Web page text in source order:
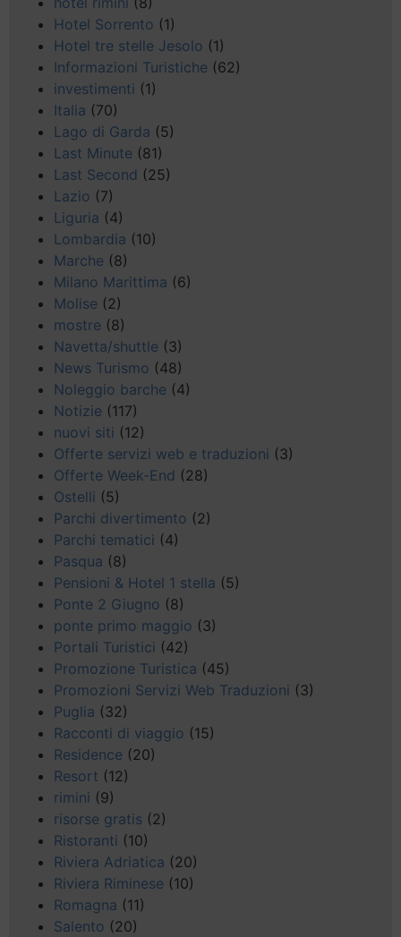
Hotel Sorrento (1)
Hotel tre stelle Jesolo (1)
Informazioni Turistiche (62)
investimenti (1)
Italia (70)
Lago di Garda (5)
Last Minute (81)
Last Second (25)
Lazio (7)
Liguria (4)
Lombardia (10)
Marche (8)
Milano Marittima (6)
Molise (2)
mostre (8)
Navetta/shuttle (3)
News Turismo (48)
Noleggio barche (4)
Notizie (117)
nuovi siti (12)
Offerte servizi web e traduzioni (3)
Offerte Week-End (28)
Ostelli (5)
Parchi divertimento (2)
Parchi tematici (4)
Pasqua (8)
Pensioni & Hotel 1 stella (5)
Ponte 2 Giugno (8)
ponte primo maggio (3)
Portali Turistici (42)
Promozione Turistica (45)
Promozioni Servizi Web Traduzioni (3)
Puglia (32)
Racconti di viaggio (15)
Residence (20)
Resort (12)
rimini (9)
risorse gratis (2)
Ristoranti (10)
Riviera Adriatica (20)
Riviera Riminese (10)
Romagna (11)
Salento (20)